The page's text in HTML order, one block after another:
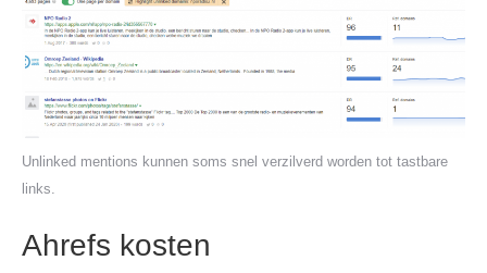
Unlinked mentions kunnen soms snel verzilverd worden tot tastbare
links.
Ahrefs kosten